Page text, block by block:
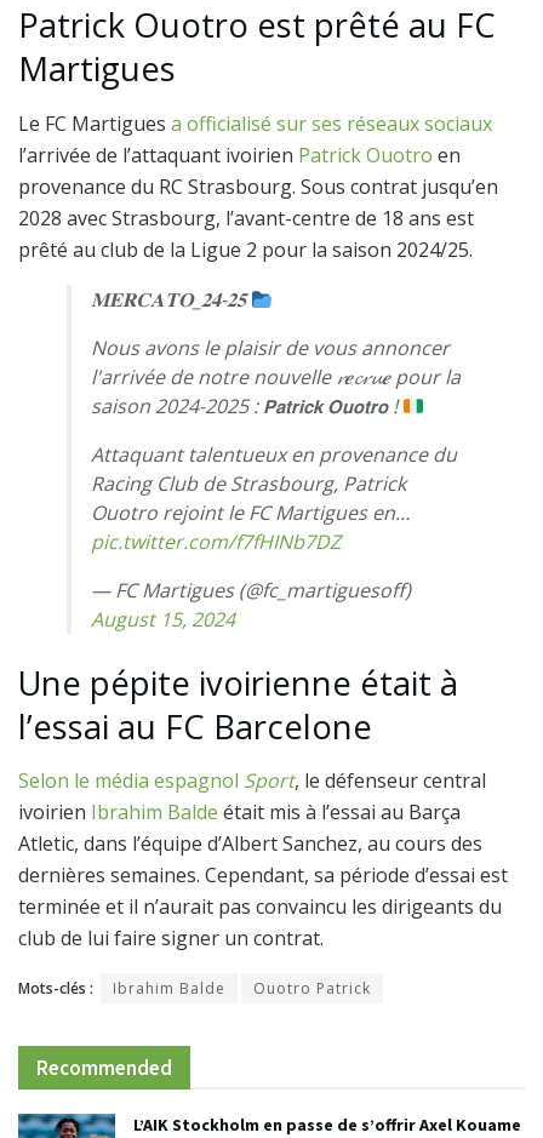
Patrick Ouotro est prêté au FC
Martigues
Le FC Martigues a officialisé sur ses réseaux sociaux
l’arrivée de l’attaquant ivoirien Patrick Ouotro en
provenance du RC Strasbourg. Sous contrat jusqu’en
2028 avec Strasbourg, l’avant-centre de 18 ans est
prêté au club de la Ligue 2 pour la saison 2024/25.
𝐌𝐄𝐑𝐂𝐀𝐓𝐎_𝟐𝟒-𝟐𝟓
Nous avons le plaisir de vous annoncer
l'arrivée de notre nouvelle 𝓻𝒆𝓬𝓻𝓾𝒆 pour la
saison 2024-2025 : 𝗣𝗮𝘁𝗿𝗶𝗰𝗸 𝗢𝘂𝗼𝘁𝗿𝗼 !
Attaquant talentueux en provenance du
Racing Club de Strasbourg, Patrick
Ouotro rejoint le FC Martigues en…
pic.twitter.com/f7fHINb7DZ
— FC Martigues (@fc_martiguesoff)
August 15, 2024
Une pépite ivoirienne était à
l’essai au FC Barcelone
Selon le média espagnol Sport, le défenseur central
ivoirien Ibrahim Balde était mis à l’essai au Barça
Atletic, dans l’équipe d’Albert Sanchez, au cours des
dernières semaines. Cependant, sa période d’essai est
terminée et il n’aurait pas convaincu les dirigeants du
club de lui faire signer un contrat.
Mots-clés : Ibrahim Balde Ouotro Patrick
Recommended
L’AIK Stockholm en passe de s’offrir Axel Kouame